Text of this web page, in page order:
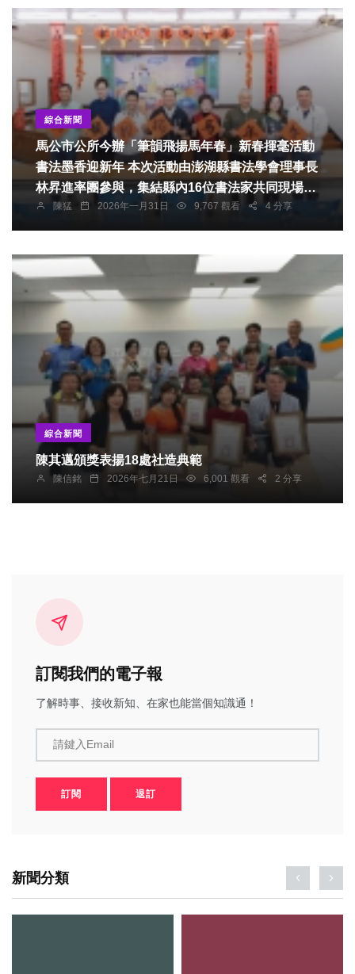
綜合新聞
馬公市公所今辦「筆韻飛揚馬年春」新春揮毫活動
書法墨香迎新年 本次活動由澎湖縣書法學會理事長
林昇進率團參與，集結縣內16位書法家共同現場揮
毫，除林昇進理事長外，尚包括陳鼎盛、呂明鏡、
謝聰明、歐宗悅、李俊賢、謝聰惠、李傳續、呂添
王明立及薛永在等人，為市民書寫春聯，傳遞新春
祝福。
陳猛 2026年一月31日 9,767 觀看 4 分享
綜合新聞
陳其邁頒獎表揚18處社造典範
陳信銘 2026年七月21日 6,001 觀看 2 分享
訂閱我們的電子報
了解時事、接收新知、在家也能當個知識通！
請鍵入Email
訂閱 退訂
新聞分類